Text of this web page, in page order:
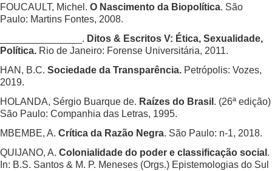
FOUCAULT, Michel. O Nascimento da Biopolítica. São
Paulo: Martins Fontes, 2008.
_______________. Ditos & Escritos V: Ética, Sexualidade,
Política. Rio de Janeiro: Forense Universitária, 2011.
HAN, B.C. Sociedade da Transparência. Petrópolis: Vozes,
2019.
HOLANDA, Sérgio Buarque de. Raízes do Brasil . (26ª edição)
São Paulo: Companhia das Letras, 1995.
MBEMBE, A. Crítica da Razão Negra. São Paulo: n-1, 2018.
QUIJANO, A. Colonialidade do poder e classificação social .
In: B.S. Santos & M. P. Meneses (Orgs.) Epistemologias do Sul